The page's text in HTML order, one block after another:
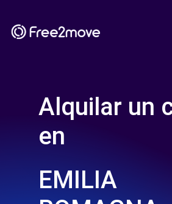
Alquilar un
en
EMILIA